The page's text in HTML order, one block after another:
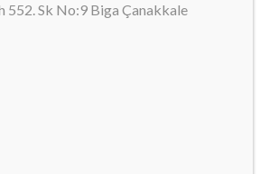
552. Sk No:9 Biga Çanakkale